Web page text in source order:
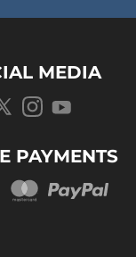
MEDIA
PAYMENTS